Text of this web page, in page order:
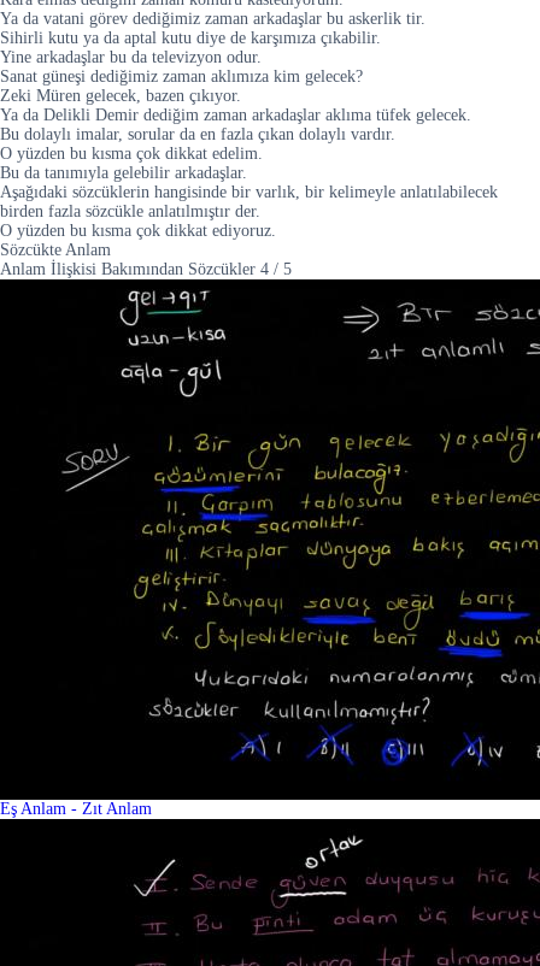
Ya da vatani görev dediğimiz zaman arkadaşlar bu askerlik tir.
Sihirli kutu ya da aptal kutu diye de karşımıza çıkabilir.
Yine arkadaşlar bu da televizyon odur.
Sanat güneşi dediğimiz zaman aklımıza kim gelecek?
Zeki Müren gelecek, bazen çıkıyor.
Ya da Delikli Demir dediğim zaman arkadaşlar aklıma tüfek gelecek.
Bu dolaylı imalar, sorular da en fazla çıkan dolaylı vardır.
O yüzden bu kısma çok dikkat edelim.
Bu da tanımıyla gelebilir arkadaşlar.
Aşağıdaki sözcüklerin hangisinde bir varlık, bir kelimeyle anlatılabilecek
birden fazla sözcükle anlatılmıştır der.
O yüzden bu kısma çok dikkat ediyoruz.
Sözcükte Anlam
Anlam İlişkisi Bakımından Sözcükler 4 / 5
Eş Anlam - Zıt Anlam